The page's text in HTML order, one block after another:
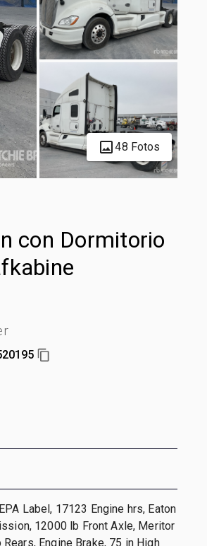
48 Fotos
con Dormitorio
Label, 17123 Engine hrs, Eaton
12000 lb Front Axle, Meritor
Engine Brake, 75 in High